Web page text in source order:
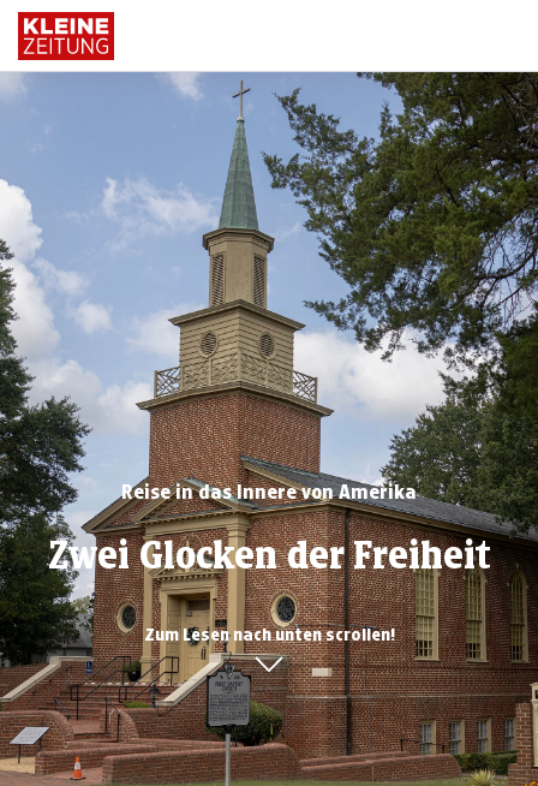
Reise in das Innere von Amerika
Zwei Glocken der Freiheit
Zum Lesen nach unten scrollen!